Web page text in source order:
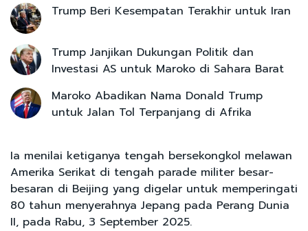
Trump Beri Kesempatan Terakhir untuk Iran
Trump Janjikan Dukungan Politik dan
Investasi AS untuk Maroko di Sahara Barat
Maroko Abadikan Nama Donald Trump
untuk Jalan Tol Terpanjang di Afrika
Ia menilai ketiganya tengah bersekongkol melawan
Amerika Serikat di tengah parade militer besar-
besaran di Beijing yang digelar untuk memperingati
80 tahun menyerahnya Jepang pada Perang Dunia
II, pada Rabu, 3 September 2025.